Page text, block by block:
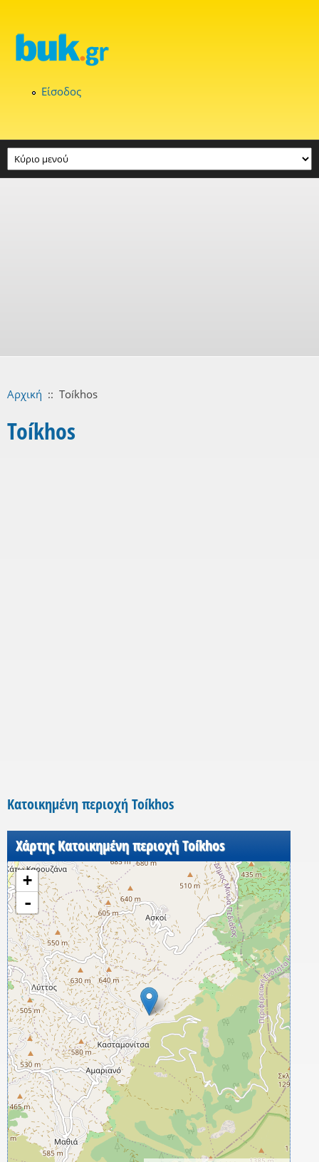
Είσοδος
Αρχική :: Toíkhos
Toíkhos
Κατοικημένη περιοχή Toíkhos
Χάρτης Κατοικημένη περιοχή Toíkhos
+
-